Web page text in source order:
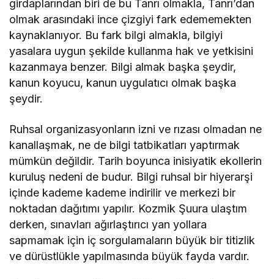
girdaplarından biri de bu Tanrı olmakla, Tanrı’dan
olmak arasındaki ince çizgiyi fark edememekten
kaynaklanıyor. Bu fark bilgi almakla, bilgiyi
yasalara uygun şekilde kullanma hak ve yetkisini
kazanmaya benzer. Bilgi almak başka şeydir,
kanun koyucu, kanun uygulatıcı olmak başka
şeydir.
Ruhsal organizasyonların izni ve rızası olmadan ne
kanallaşmak, ne de bilgi tatbikatları yaptırmak
mümkün değildir. Tarih boyunca inisiyatik ekollerin
kuruluş nedeni de budur. Bilgi ruhsal bir hiyerarşi
içinde kademe kademe indirilir ve merkezi bir
noktadan dağıtımı yapılır. Kozmik Şuura ulaştım
derken, sınavları ağırlaştırıcı yan yollara
sapmamak için iç sorgulamaların büyük bir titizlik
ve dürüstlükle yapılmasında büyük fayda vardır.